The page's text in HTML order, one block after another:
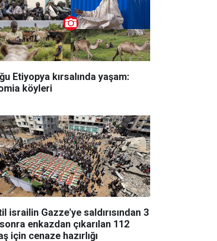
Etiyopya kırsalında yaşam:
köyleri
israilin Gazze'ye saldırısından 3
enkazdan çıkarılan 112
için cenaze hazırlığı